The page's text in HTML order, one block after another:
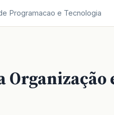
Programacao e Tecnologia
Organização